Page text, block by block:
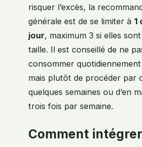
risquer l’excès, la
générale est de se limiter à 1
jour, maximum 3 si elles
taille. Il est conseillé de ne
consommer
mais plutôt de procéder par
quelques semaines ou d’en
trois fois par semaine.
Comment